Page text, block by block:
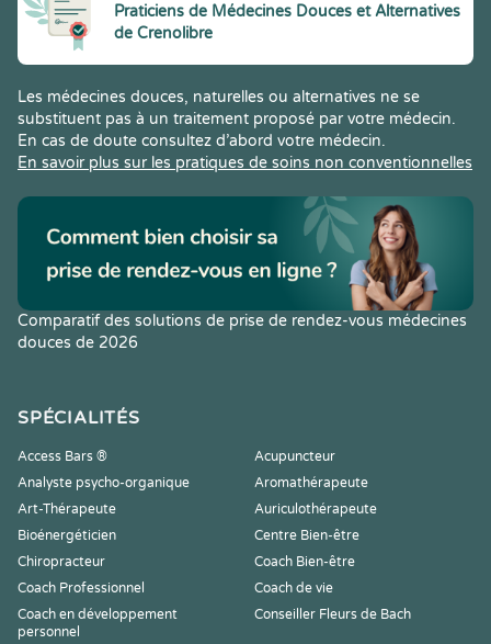
Praticiens de Médecines Douces et Alternatives
de Crenolibre
Les médecines douces, naturelles ou alternatives ne se
substituent pas à un traitement proposé par votre médecin.
En cas de doute consultez d’abord votre médecin.
En savoir plus sur les pratiques de soins non conventionnelles
Comparatif des solutions de prise de rendez-vous médecines
douces de 2026
SPÉCIALITÉS
Access Bars ®
Acupuncteur
Analyste psycho-organique
Aromathérapeute
Art-Thérapeute
Auriculothérapeute
Bioénergéticien
Centre Bien-être
Chiropracteur
Coach Bien-être
Coach Professionnel
Coach de vie
Coach en développement
personnel
Conseiller Fleurs de Bach